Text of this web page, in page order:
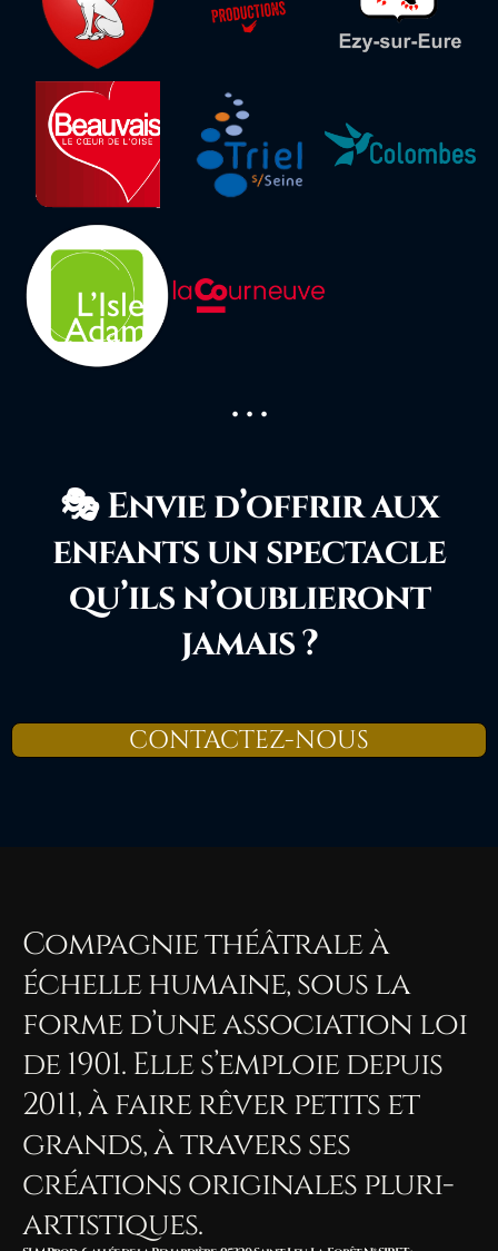
. . .
🎭 Envie d’offrir aux
enfants un spectacle
qu’ils n’oublieront
jamais ?
CONTACTEZ-NOUS
Compagnie théâtrale à
échelle humaine, sous la
forme d’une association loi
de 1901. Elle s’emploie depuis
2011, à faire rêver petits et
grands, à travers ses
créations originales pluri-
artistiques.